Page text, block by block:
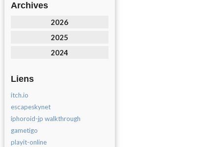
Archives
2026
2025
2024
Liens
itch.io
escapeskynet
iphoroid-jp walkthrough
gametigo
playit-online